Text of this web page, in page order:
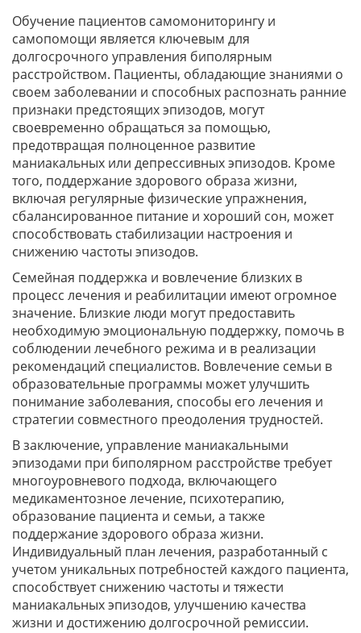
Обучение пациентов самомониторингу и
самопомощи является ключевым для
долгосрочного управления биполярным
расстройством. Пациенты, обладающие знаниями о
своем заболевании и способных распознать ранние
признаки предстоящих эпизодов, могут
своевременно обращаться за помощью,
предотвращая полноценное развитие
маниакальных или депрессивных эпизодов. Кроме
того, поддержание здорового образа жизни,
включая регулярные физические упражнения,
сбалансированное питание и хороший сон, может
способствовать стабилизации настроения и
снижению частоты эпизодов.
Семейная поддержка и вовлечение близких в
процесс лечения и реабилитации имеют огромное
значение. Близкие люди могут предоставить
необходимую эмоциональную поддержку, помочь в
соблюдении лечебного режима и в реализации
рекомендаций специалистов. Вовлечение семьи в
образовательные программы может улучшить
понимание заболевания, способы его лечения и
стратегии совместного преодоления трудностей.
В заключение, управление маниакальными
эпизодами при биполярном расстройстве требует
многоуровневого подхода, включающего
медикаментозное лечение, психотерапию,
образование пациента и семьи, а также
поддержание здорового образа жизни.
Индивидуальный план лечения, разработанный с
учетом уникальных потребностей каждого пациента,
способствует снижению частоты и тяжести
маниакальных эпизодов, улучшению качества
жизни и достижению долгосрочной ремиссии.